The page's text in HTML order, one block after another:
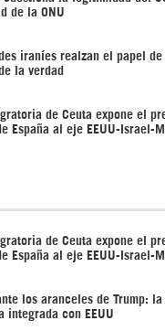
de la ONU
iraníes realzan el papel
la verdad
de Ceuta expone el
España al eje EEUU-Israel-
de Ceuta expone el
España al eje EEUU-Israel-
los aranceles de Trump: la
integrada con EEUU